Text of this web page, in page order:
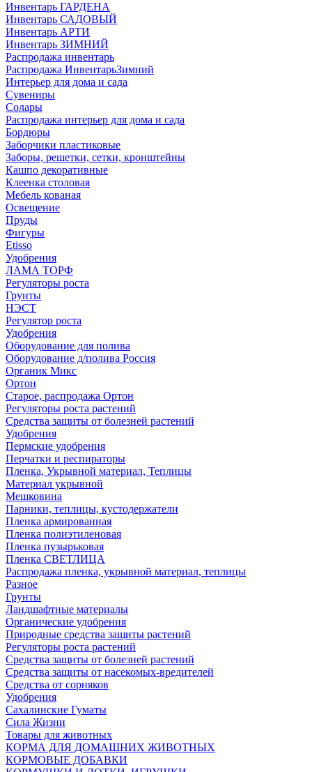
Инвентарь ГАРДЕНА
Инвентарь САДОВЫЙ
Инвентарь АРТИ
Инвентарь ЗИМНИЙ
Распродажа инвентарь
Распродажа ИнвентарьЗимний
Интерьер для дома и сада
Сувениры
Солары
Распродажа интерьер для дома и сада
Бордюры
Заборчики пластиковые
Заборы, решетки, сетки, кронштейны
Кашпо декоративные
Клеенка столовая
Мебель кованая
Освещение
Пруды
Фигуры
Etisso
Удобрения
ЛАМА ТОРФ
Регуляторы роста
Грунты
НЭСТ
Регулятор роста
Удобрения
Оборудование для полива
Оборудование д/полива Россия
Органик Микс
Ортон
Старое, распродажа Ортон
Регуляторы роста растений
Средства защиты от болезней растений
Удобрения
Пермские удобрения
Перчатки и респираторы
Пленка, Укрывной материал, Теплицы
Материал укрывной
Мешковина
Парники, теплицы, кустодержатели
Пленка армированная
Пленка полиэтиленовая
Пленка пузырьковая
Пленка СВЕТЛИЦА
Распродажа пленка, укрывной материал, теплицы
Разное
Грунты
Ландшафтные материалы
Органические удобрения
Природные средства защиты растений
Регуляторы роста растений
Средства защиты от болезней растений
Средства защиты от насекомых-вредителей
Средства от сорняков
Удобрения
Сахалинские Гуматы
Сила Жизни
Товары для животных
КОРМА ДЛЯ ДОМАШНИХ ЖИВОТНЫХ
КОРМОВЫЕ ДОБАВКИ